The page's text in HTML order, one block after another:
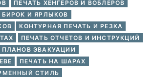
ПЕЧАТЬ ХЕНГЕРОВ И ВОБЛЕРОВ
БИРОК И ЯРЛЫКОВ
КОНТУРНАЯ ПЕЧАТЬ И РЕЗКА
ПЕЧАТЬ ОТЧЕТОВ И ИНСТРУКЦИЙ
ПЛАНОВ ЭВАКУАЦИИ
ПЕЧАТЬ НА ШАРАХ
СТИЛЬ